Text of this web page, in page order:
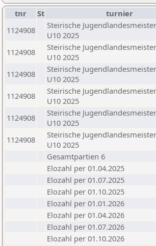
tnr St turnier
1124908
Steirische
U10 2025
1124908
Steirische
U10 2025
1124908
Steirische
U10 2025
1124908
Steirische
U10 2025
1124908
Steirische
U10 2025
1124908
Steirische
U10 2025
Gesamtpartien 6
Elozahl per 01.04.2025
Elozahl per 01.07.2025
Elozahl per 01.10.2025
Elozahl per 01.01.2026
Elozahl per 01.04.2026
Elozahl per 01.07.2026
Elozahl per 01.10.2026